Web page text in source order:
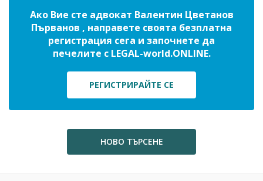
Ако Вие сте адвокат Валентин Цветанов
Първанов , направете своята безплатна
регистрация сега и започнете да
печелите с LEGAL-world.ONLINE.
РЕГИСТРИРАЙТЕ СЕ
НОВО ТЪРСЕНЕ